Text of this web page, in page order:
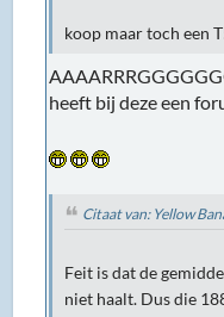
koop maar toch een
heeft bij deze een
Citaat van: Yellow
Feit is dat de
niet haalt. Dus die